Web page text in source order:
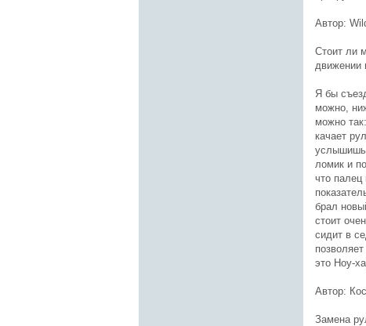
Автор:
Стоит ли
движении
Я бы
можно,
можно
качает
услышишь
ломик и
что палец
брал
стоит
сидит в
это Ноу-
Автор:
Замена